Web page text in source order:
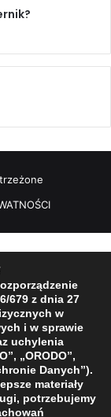
679 z dnia 27
w
i w sprawie
uchylenia
„ORODO”,
Danych”).
materiały
potrzebujemy